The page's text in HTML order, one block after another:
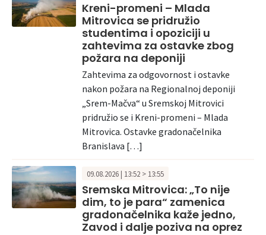
Kreni-promeni – Mlada
Mitrovica se pridružio
studentima i opoziciji u
zahtevima za ostavke zbog
požara na deponiji
Zahtevima za odgovornost i ostavke
nakon požara na Regionalnoj deponiji
„Srem-Mačva“ u Sremskoj Mitrovici
pridružio se i Kreni-promeni – Mlada
Mitrovica. Ostavke gradonačelnika
Branislava […]
09.08.2026 | 13:52 > 13:55
Sremska Mitrovica: „To nije
dim, to je para“ zamenica
gradonačelnika kaže jedno,
Zavod i dalje poziva na oprez